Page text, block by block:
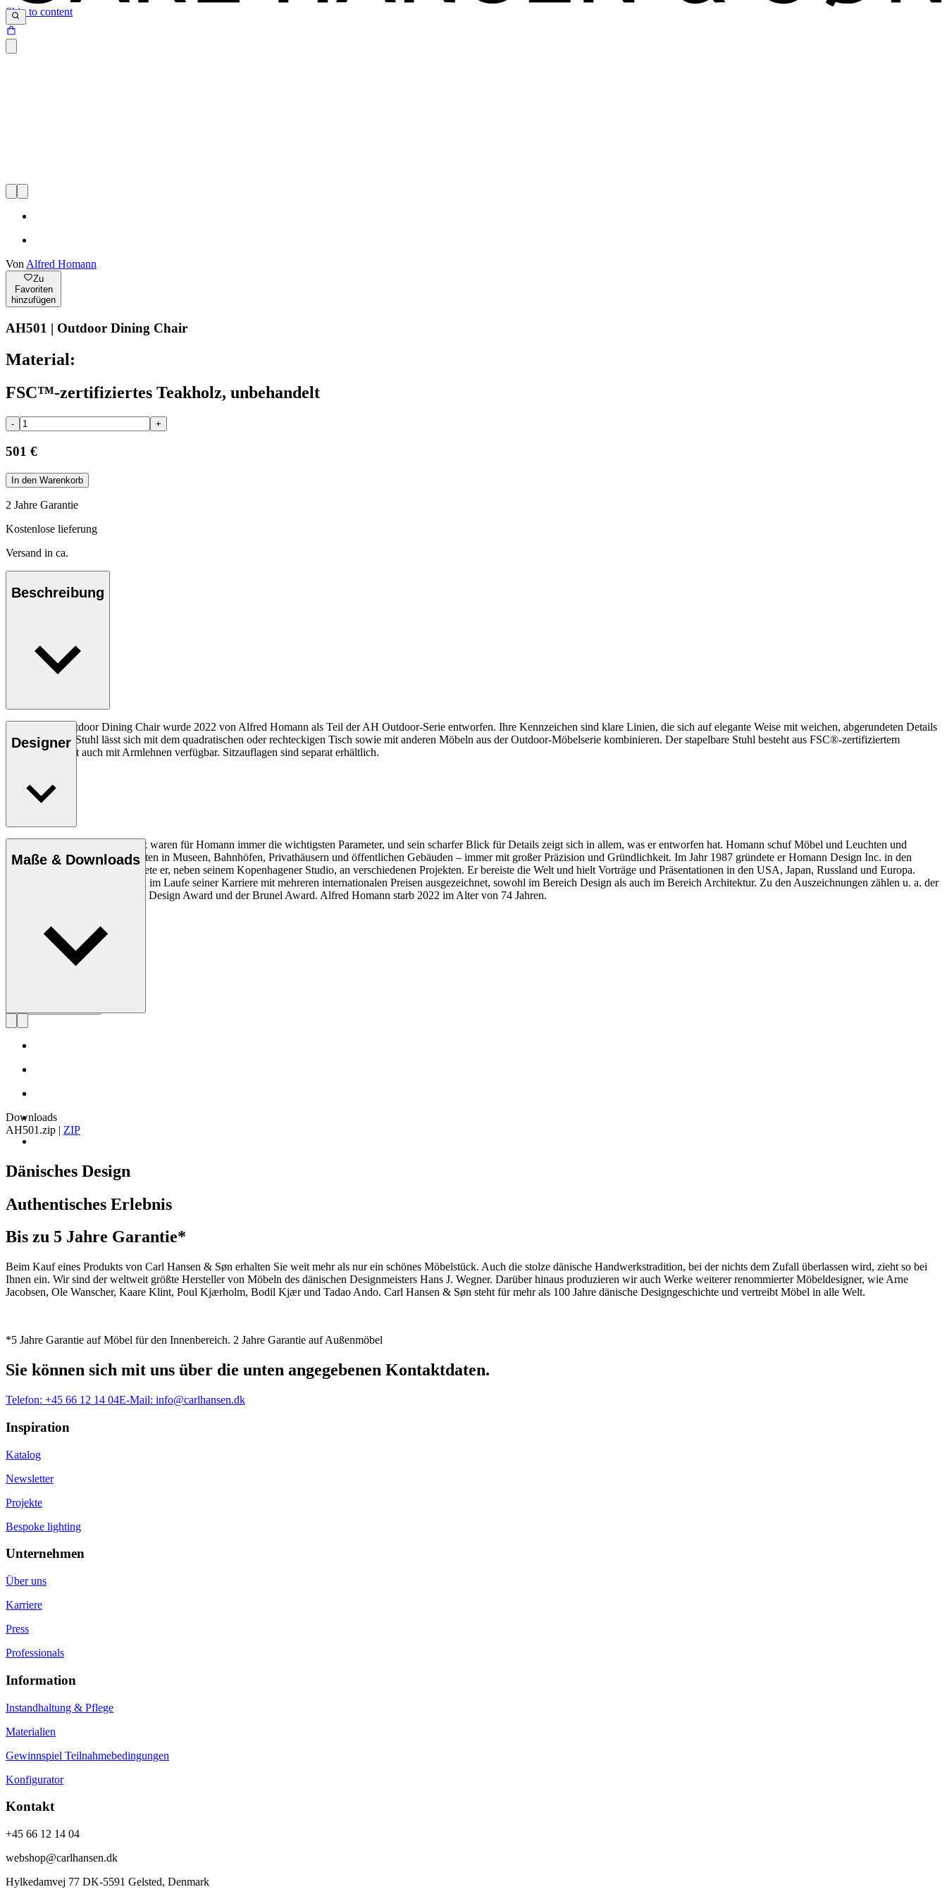
Skip to content
Von Alfred Homann
Zu
Favoriten
hinzufügen
AH501 | Outdoor Dining Chair
Material:
FSC™-zertifiziertes Teakholz, unbehandelt
- +
501 €
In den Warenkorb
2 Jahre Garantie
Kostenlose lieferung
Versand in ca.
Beschreibung
Der AH501 Outdoor Dining Chair wurde 2022 von Alfred Homann als Teil der AH Outdoor-Serie entworfen. Ihre Kennzeichen sind klare Linien, die sich auf elegante Weise mit weichen, abgerundeten Details
verbinden. Der Stuhl lässt sich mit dem quadratischen oder rechteckigen Tisch sowie mit anderen Möbeln aus der Outdoor-Möbelserie kombinieren. Der stapelbare Stuhl besteht aus FSC®-zertifiziertem
Teakholz und ist auch mit Armlehnen verfügbar. Sitzauflagen sind separat erhältlich.
Designer
Einfachheit, Klarheit und Logik waren für Homann immer die wichtigsten Parameter, und sein scharfer Blick für Details zeigt sich in allem, was er entworfen hat. Homann schuf Möbel und Leuchten und
arbeitete mit Architektur-Projekten in Museen, Bahnhöfen, Privathäusern und öffentlichen Gebäuden – immer mit großer Präzision und Gründlichkeit. Im Jahr 1987 gründete er Homann Design Inc. in den
Vereinigten Staaten. Hier arbeitete er, neben seinem Kopenhagener Studio, an verschiedenen Projekten. Er bereiste die Welt und hielt Vorträge und Präsentationen in den USA, Japan, Russland und Europa.
Darüber hinaus wurde Homann im Laufe seiner Karriere mit mehreren internationalen Preisen ausgezeichnet, sowohl im Bereich Design als auch im Bereich Architektur. Zu den Auszeichnungen zählen u. a. der
Red Dot Award, der IF Product Design Award und der Brunel Award. Alfred Homann starb 2022 im Alter von 74 Jahren.
Maße & Downloads
Downloads
AH501.zip | ZIP
Dänisches Design
Authentisches Erlebnis
Bis zu 5 Jahre Garantie*
Beim Kauf eines Produkts von Carl Hansen & Søn erhalten Sie weit mehr als nur ein schönes Möbelstück. Auch die stolze dänische Handwerkstradition, bei der nichts dem Zufall überlassen wird, zieht so bei
Ihnen ein. Wir sind der weltweit größte Hersteller von Möbeln des dänischen Designmeisters Hans J. Wegner. Darüber hinaus produzieren wir auch Werke weiterer renommierter Möbeldesigner, wie Arne
Jacobsen, Ole Wanscher, Kaare Klint, Poul Kjærholm, Bodil Kjær und Tadao Ando. Carl Hansen & Søn steht für mehr als 100 Jahre dänische Designgeschichte und vertreibt Möbel in alle Welt.
*5 Jahre Garantie auf Möbel für den Innenbereich. 2 Jahre Garantie auf Außenmöbel
Sie können sich mit uns über die unten angegebenen Kontaktdaten.
Telefon: +45 66 12 14 04E-Mail: info@carlhansen.dk
Inspiration
Katalog
Newsletter
Projekte
Bespoke lighting
Unternehmen
Über uns
Karriere
Press
Professionals
Information
Instandhaltung & Pflege
Materialien
Gewinnspiel Teilnahmebedingungen
Konfigurator
Kontakt
+45 66 12 14 04
webshop@carlhansen.dk
Hylkedamvej 77 DK-5591 Gelsted, Denmark